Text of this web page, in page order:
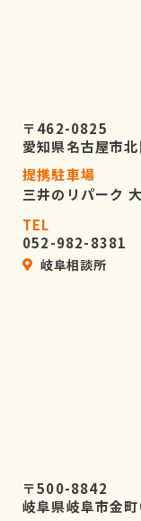
〒462-0825
愛知県名古屋市
提携駐車場
三井のリパーク
TEL
052-982-8381
岐阜相談所
〒500-8842
岐阜県岐阜市金